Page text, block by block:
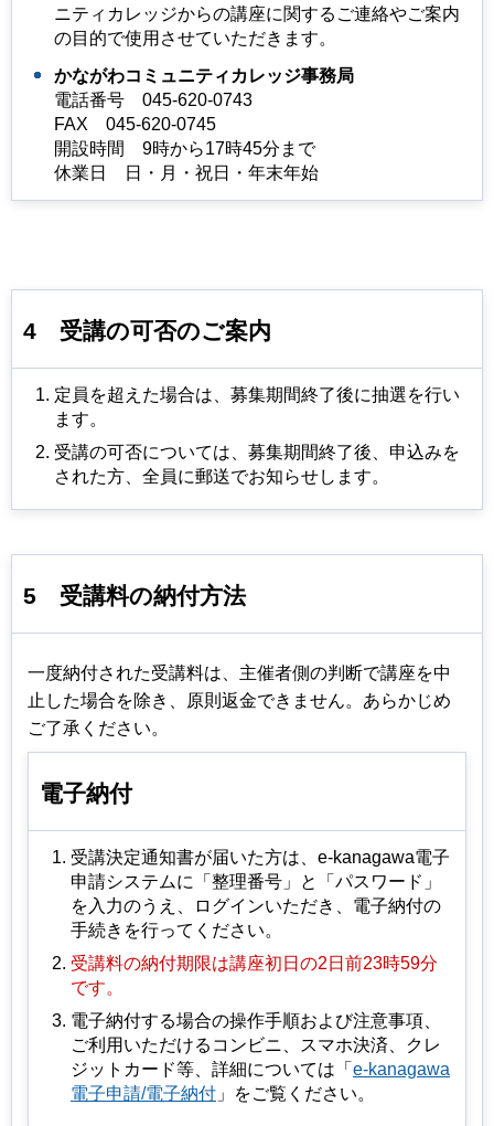
ニティカレッジからの講座に関するご連絡やご案内
の目的で使用させていただきます。
かながわコミュニティカレッジ事務局
電話番号
045-620-0743
FAX
045-620-0745
開設時間
9時から17時45分まで
休業日
日 ・月・祝日・年末年始
4 受講の可否のご案内
定員を超えた場合は、募集期間終了後に抽選を⾏い
ます。
受講の可否については、募集期間終了後、申込みを
された⽅、全員に郵送でお知らせします。
5 受講料の納付方法
一度納付された受講料は、主催者側の判断で講座を中
止した場合を除き、原則返金できません。あらかじめ
ご了承ください。
電子納付
受講決定通知書が届いた方は、e-kanagawa電子
申請システムに「整理番号」と「パスワード」
を入力のうえ、ログインいただき、電子納付の
手続きを行ってください。
受講料の納付期限は講座初日の2日前23時59分
です。
電子納付する場合の操作手順および注意事項、
ご利用いただけるコンビニ、スマホ決済、クレ
ジットカード等、詳細については「 e-kanagawa
電子申請/電子納付 」をご覧ください。